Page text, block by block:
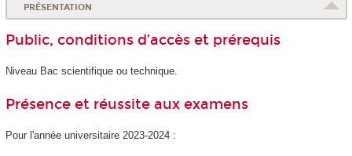
PRÉSENTATION
Public, conditions d’accès et prérequis
Niveau Bac scientifique ou technique.
Présence et réussite aux examens
Pour l'année universitaire 2023-2024 :